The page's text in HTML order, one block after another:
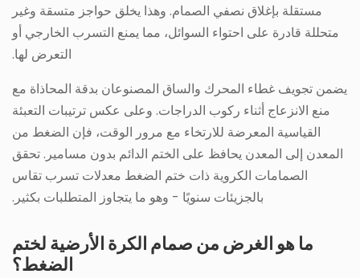
مستقلة بإغلاق نصفي الصمام. وهذا يخلق حواجز متسقة وغير
متحللة قادرة على احتواء السوائل، مما يمنع التسرب الخارجي أو
التعرض لها.
يضمن تجويف غطاء المحرك والساق المصنوعان بدقة المحاذاة مع
منع الانزعاج أثناء ركوب الدراجات. وعلى عكس ترتيبات التعبئة
القياسية المعرضة للارتخاء مع مرور الوقت، فإن الضغط من
المعدن إلى المعدن يحافظ على الختم الدائم بدون مسامير. تحقق
الصمامات الكروية ذات ختم الضغط معدلات تسرب تقاس
بالجزيئات سنويًا - وهو ما يتجاوز المتطلبات بكثير.
ما هو الغرض من صمام الكرة الأرضية لختم
الضغط؟